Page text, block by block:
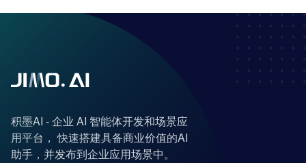
积墨AI - 企业 AI 智能体开发和场景应
用平台， 快速搭建具备商业价值的AI
助手，并发布到企业应用场景中。